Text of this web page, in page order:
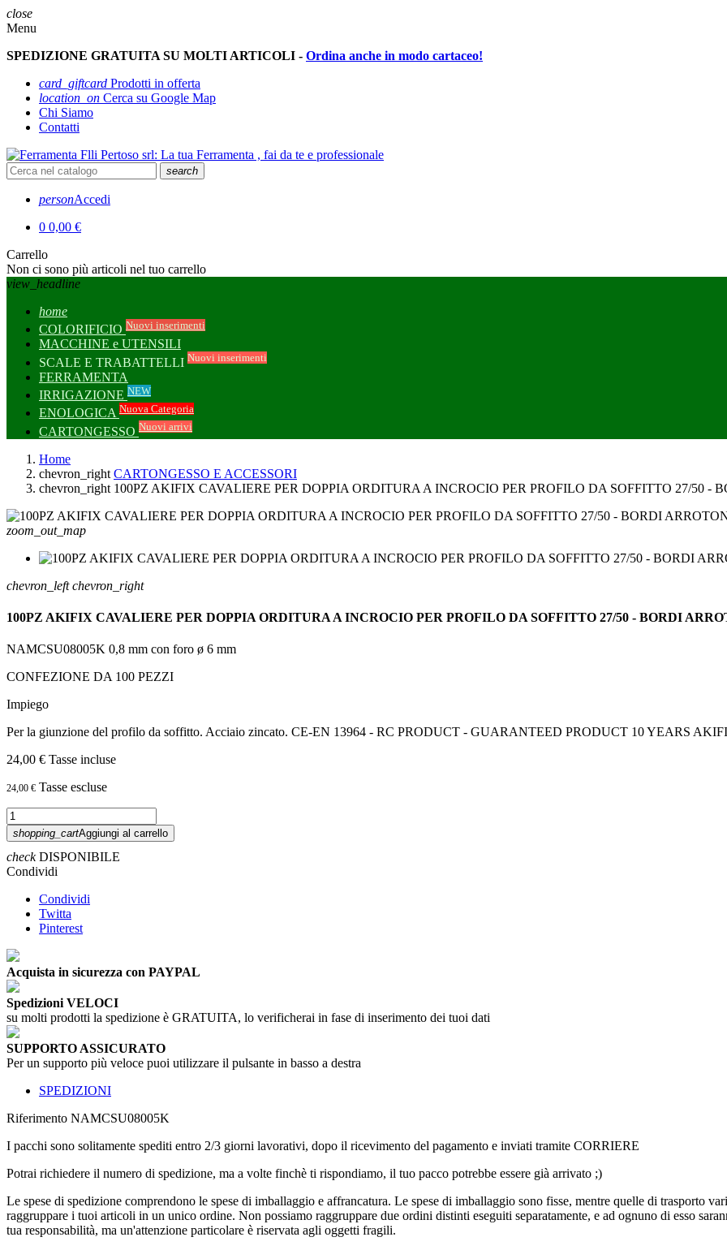
close
Menu
SPEDIZIONE GRATUITA SU MOLTI ARTICOLI - Ordina anche in modo cartaceo!
card_giftcard Prodotti in offerta
location_on Cerca su Google Map
Chi Siamo
Contatti
search
personAccedi
0 0,00 €
Carrello
Non ci sono più articoli nel tuo carrello
view_headline
home
COLORIFICIO Nuovi inserimenti
MACCHINE e UTENSILI
SCALE E TRABATTELLI Nuovi inserimenti
FERRAMENTA
IRRIGAZIONE NEW
ENOLOGICA Nuova Categoria
CARTONGESSO Nuovi arrivi
Home
chevron_right CARTONGESSO E ACCESSORI
chevron_right 100PZ AKIFIX CAVALIERE PER DOPPIA ORDITURA A INCROCIO PER PROFILO DA SOFFITTO 27/50 -
zoom_out_map
chevron_left chevron_right
100PZ AKIFIX CAVALIERE PER DOPPIA ORDITURA A INCROCIO PER PROFILO DA SOFFITTO 27/50 - BORDI
NAMCSU08005K 0,8 mm con foro ø 6 mm
CONFEZIONE DA 100 PEZZI
Impiego
Per la giunzione del profilo da soffitto. Acciaio zincato. CE-EN 13964 - RC PRODUCT - GUARANTEED PRODUCT 10 YEARS
24,00 € Tasse incluse
24,00 € Tasse escluse
shopping_cartAggiungi al carrello
checkDISPONIBILE
Condividi
Condividi
Twitta
Pinterest
Acquista in sicurezza con PAYPAL
Spedizioni VELOCI
su molti prodotti la spedizione è GRATUITA, lo verificherai in fase di inserimento dei tuoi dati
SUPPORTO ASSICURATO
Per un supporto più veloce puoi utilizzare il pulsante in basso a destra
SPEDIZIONI
Riferimento NAMCSU08005K
I pacchi sono solitamente spediti entro 2/3 giorni lavorativi, dopo il ricevimento del pagamento e inviati tramite CORRIERE
Potrai richiedere il numero di spedizione, ma a volte finchè ti rispondiamo, il tuo pacco potrebbe essere già arrivato ;)
Le spese di spedizione comprendono le spese di imballaggio e affrancatura. Le spese di imballaggio sono fisse, mentre quelle di trasporto
raggruppare i tuoi articoli in un unico ordine. Non possiamo raggruppare due ordini distinti eseguiti separatamente, e ad ognuno di esso
tua responsabilità, ma un'attenzione particolare è riservata agli oggetti fragili.